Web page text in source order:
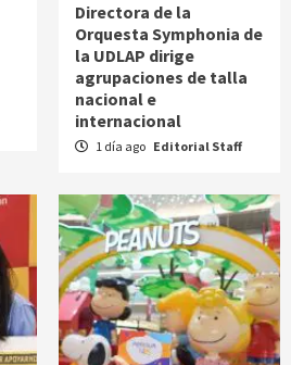
Directora de la
Orquesta Symphonia de
la UDLAP dirige
agrupaciones de talla
nacional e
internacional
1 día ago Editorial Staff